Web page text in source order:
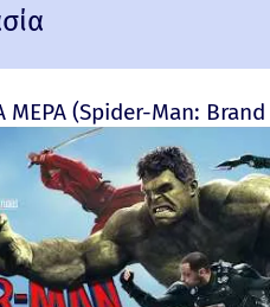
ΜΕΡΑ (Spider-Man: